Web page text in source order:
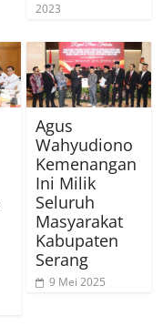
2023
Agus
Wahyudiono
Kemenangan
Ini Milik
Seluruh
Masyarakat
Kabupaten
Serang
9 Mei 2025